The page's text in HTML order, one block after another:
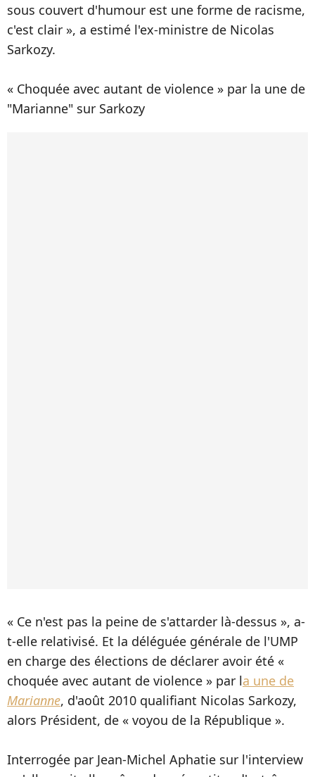
sous couvert d'humour est une forme de racisme,
c'est clair », a estimé l'ex-ministre de Nicolas
Sarkozy.
« Choquée avec autant de violence » par la une de
"Marianne" sur Sarkozy
« Ce n'est pas la peine de s'attarder là-dessus », a-
t-elle relativisé. Et la déléguée générale de l'UMP
en charge des élections de déclarer avoir été «
choquée avec autant de violence » par la une de
Marianne, d'août 2010 qualifiant Nicolas Sarkozy,
alors Président, de « voyou de la République ».
Interrogée par Jean-Michel Aphatie sur l'interview